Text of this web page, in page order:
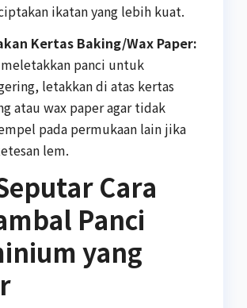
ikatan yang lebih kuat.
Kertas Baking/Wax Paper:
panci untuk
letakkan di atas kertas
atau wax paper agar tidak
pada permukaan lain jika
lem.
Cara
Panci
yang